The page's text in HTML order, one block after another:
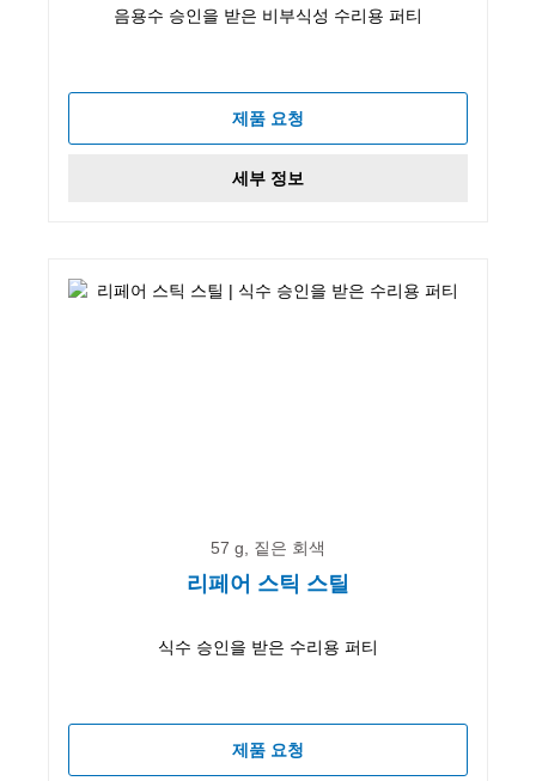
음용수 승인을 받은 비부식성 수리용 퍼티
제품 요청
세부 정보
57 g, 짙은 회색
리페어 스틱 스틸
식수 승인을 받은 수리용 퍼티
제품 요청